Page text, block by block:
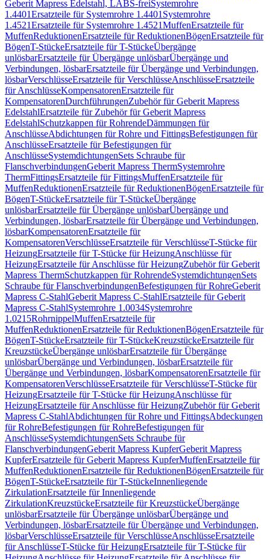
Geberit Mapress Edelstahl, LABS-freiSystemrohre
1.4401Ersatzteile für Systemrohre 1.4401 Systemrohre
1.4521Ersatzteile für Systemrohre 1.4521MuffenErsatzteile für
MuffenReduktionenErsatzteile für ReduktionenBögenErsatzteile für
BögenT-StückeErsatzteile für T-StückeÜbergänge
unlösbarErsatzteile für Übergänge unlösbarÜbergänge und
Verbindungen, lösbarErsatzteile für Übergänge und Verbindungen,
lösbarVerschlüsseErsatzteile für VerschlüsseAnschlüsseErsatzteile
für AnschlüsseKompensatorenErsatzteile für
KompensatorenDurchführungenZubehör für Geberit Mapress
EdelstahlErsatzteile für Zubehör für Geberit Mapress
EdelstahlSchutzkappen für RohrendeDämmungen für
AnschlüsseAbdichtungen für Rohre und FittingsBefestigungen für
AnschlüsseErsatzteile für Befestigungen für
AnschlüsseSystemdichtungenSets Schraube für
FlanschverbindungenGeberit Mapress ThermSystemrohre
ThermFittingsErsatzteile für FittingsMuffenErsatzteile für
MuffenReduktionenErsatzteile für ReduktionenBögenErsatzteile für
BögenT-StückeErsatzteile für T-StückeÜbergänge
unlösbarErsatzteile für Übergänge unlösbarÜbergänge und
Verbindungen, lösbarErsatzteile für Übergänge und Verbindungen,
lösbarKompensatorenErsatzteile für
KompensatorenVerschlüsseErsatzteile für VerschlüsseT-Stücke für
HeizungErsatzteile für T-Stücke für HeizungAnschlüsse für
HeizungErsatzteile für Anschlüsse für HeizungZubehör für Geberit
Mapress ThermSchutzkappen für RohrendeSystemdichtungenSets
Schraube für FlanschverbindungenBefestigungen für RohreGeberit
Mapress C-StahlGeberit Mapress C-StahlErsatzteile für Geberit
Mapress C-StahlSystemrohre 1.0034Systemrohre
1.0215RohrnippelMuffenErsatzteile für
MuffenReduktionenErsatzteile für ReduktionenBögenErsatzteile für
BögenT-StückeErsatzteile für T-StückeKreuzstückeErsatzteile für
KreuzstückeÜbergänge unlösbarErsatzteile für Übergänge
unlösbarÜbergänge und Verbindungen, lösbarErsatzteile für
Übergänge und Verbindungen, lösbarKompensatorenErsatzteile für
KompensatorenVerschlüsseErsatzteile für VerschlüsseT-Stücke für
HeizungErsatzteile für T-Stücke für HeizungAnschlüsse für
HeizungErsatzteile für Anschlüsse für HeizungZubehör für Geberit
Mapress C-StahlAbdichtungen für Rohre und FittingsAbdeckungen
für RohreBefestigungen für RohreBefestigungen für
AnschlüsseSystemdichtungenSets Schraube für
FlanschverbindungenGeberit Mapress KupferGeberit Mapress
KupferErsatzteile für Geberit Mapress KupferMuffenErsatzteile für
MuffenReduktionenErsatzteile für ReduktionenBögenErsatzteile für
BögenT-StückeErsatzteile für T-StückeInnenliegende
ZirkulationErsatzteile für Innenliegende
ZirkulationKreuzstückeErsatzteile für KreuzstückeÜbergänge
unlösbarErsatzteile für Übergänge unlösbarÜbergänge und
Verbindungen, lösbarErsatzteile für Übergänge und Verbindungen,
lösbarVerschlüsseErsatzteile für VerschlüsseAnschlüsseErsatzteile
für AnschlüsseT-Stücke für HeizungErsatzteile für T-Stücke für